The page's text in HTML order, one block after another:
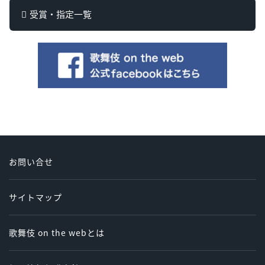
受賞・指定一覧
お問い合せ
サイトマップ
歌舞伎 on the webとは